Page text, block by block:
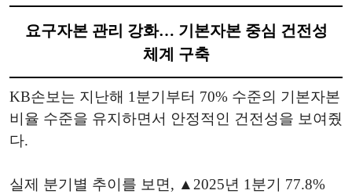
요구자본 관리 강화… 기본자본 중심 건전성
체계 구축
KB손보는 지난해 1분기부터 70% 수준의 기본자본
비율 수준을 유지하면서 안정적인 건전성을 보여줬
다.
실제 분기별 추이를 보면, ▲2025년 1분기 77.8%